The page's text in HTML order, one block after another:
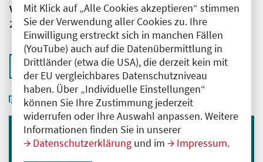
Mit Klick auf „Alle Cookies akzeptieren“ stimmen
Sie der Verwendung aller Cookies zu. Ihre
Einwilligung erstreckt sich in manchen Fällen
(YouTube) auch auf die Datenübermittlung in
Drittländer (etwa die USA), die derzeit kein mit
der EU vergleichbares Datenschutzniveau
haben. Über „Individuelle Einstellungen“
können Sie Ihre Zustimmung jederzeit
widerrufen oder Ihre Auswahl anpassen. Weitere
Informationen finden Sie in unserer
Datenschutzerklärung und im Impressum.
Veranstaltungsnummer
2761102026034680055
Zurück zur Übersicht
Immer informiert bleiben